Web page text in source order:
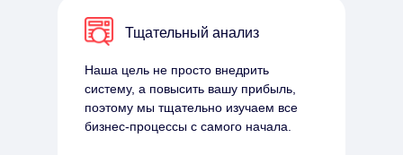
Тщательный анализ
Наша цель не просто внедрить
систему, а повысить вашу прибыль,
поэтому мы тщательно изучаем все
бизнес-процессы с самого начала.